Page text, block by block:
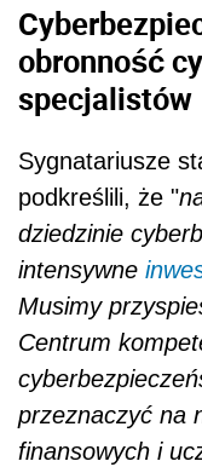
obronność
specjalistów
Sygnatariusze
podkreślili, że "
dziedzinie
intensywne
Musimy
Centrum
przeznaczyć na
finansowych i